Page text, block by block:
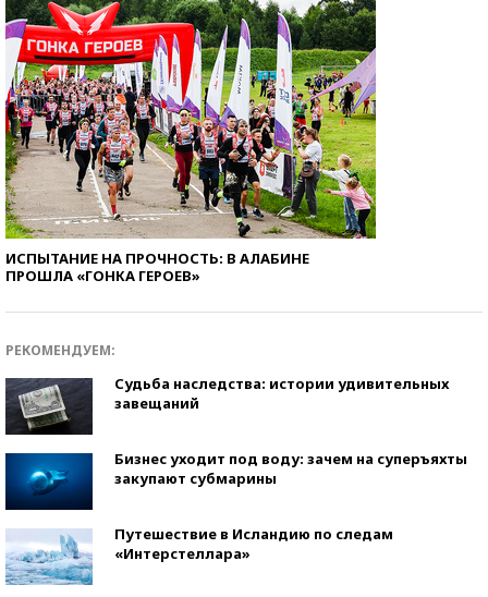
ИСПЫТАНИЕ НА ПРОЧНОСТЬ: В АЛАБИНЕ
ПРОШЛА «ГОНКА ГЕРОЕВ»
РЕКОМЕНДУЕМ:
Судьба наследства: истории удивительных
завещаний
Бизнес уходит под воду: зачем на суперъяхты
закупают субмарины
Путешествие в Исландию по следам
«Интерстеллара»